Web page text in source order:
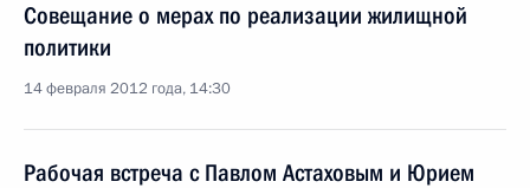
Совещание о мерах по реализации жилищной
политики
14 февраля 2012 года, 14:30
Рабочая встреча с Павлом Астаховым и Юрием